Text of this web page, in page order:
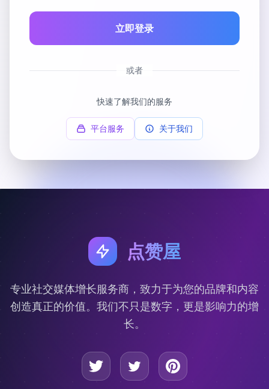
立即登录
或者
快速了解我们的服务
平台服务 关于我们
点赞屋
专业社交媒体增长服务商，致力于为您的品牌和内容
创造真正的价值。我们不只是数字，更是影响力的增
长。